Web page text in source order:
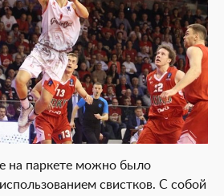
на паркете можно было
свистков. С собой